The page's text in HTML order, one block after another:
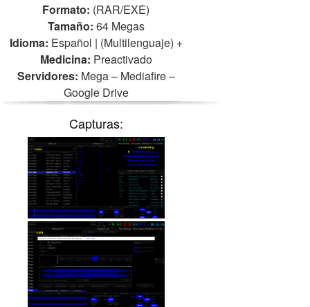
Formato: (RAR/EXE)
Tamaño: 64 Megas
Idioma: Español | (Multilenguaje) +
Medicina: Preactivado
Servidores: Mega – Mediafire –
Google Drive
Capturas: